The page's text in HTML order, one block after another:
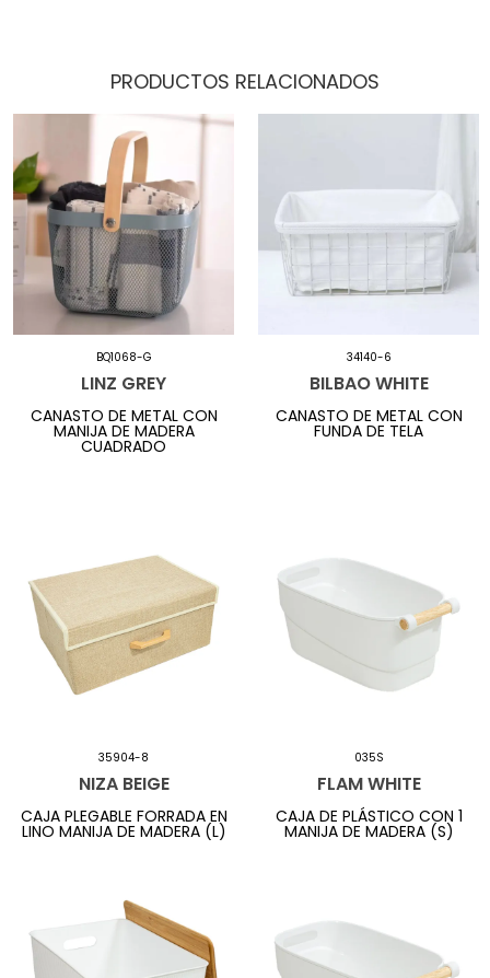
PRODUCTOS RELACIONADOS
BQ1068-G
LINZ GREY
CANASTO DE METAL CON
MANIJA DE MADERA
CUADRADO
34140-6
BILBAO WHITE
CANASTO DE METAL CON
FUNDA DE TELA
35904-8
NIZA BEIGE
CAJA PLEGABLE FORRADA EN
LINO MANIJA DE MADERA (L)
035S
FLAM WHITE
CAJA DE PLÁSTICO CON 1
MANIJA DE MADERA (S)